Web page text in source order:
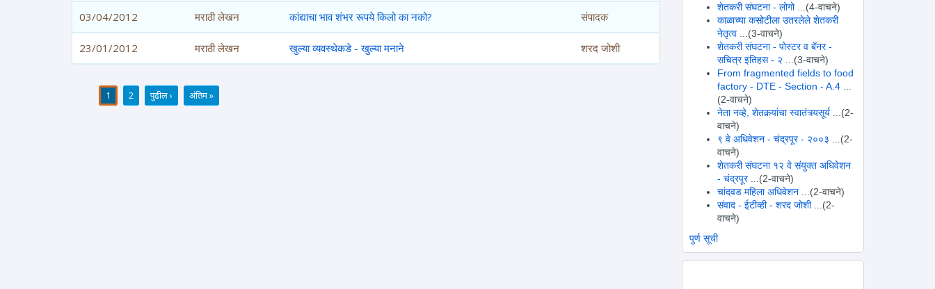
03/04/2012 मराठी लेखन कांद्याचा भाव शंभर रूपये किलो का नको? संपादक
23/01/2012 मराठी लेखन खुल्या व्यवस्थेकडे - खुल्या मनाने शरद जोशी
1 2 पुढील › अंतिम »
शेतकरी संघटना - लोगो
...(4-वाचने)
काळाच्या कसोटीला उतरलेले शेतकरी
नेतृत्व
...(3-वाचने)
शेतकरी संघटना - पोस्टर व बॅनर -
सचित्र इतिहस - २
...(3-वाचने)
From fragmented fields to food
factory - DTE - Section - A.4
(2-वाचने)
नेता नव्हे, शेतकर्‍यांचा स्वातंत्र्यसूर्य
...(2-
वाचने)
९ वे अधिवेशन - चंद्रपूर - २००३
...(2-
वाचने)
शेतकरी संघटना १२ वे संयुक्त अधिवेशन
- चंद्रपूर
...(2-वाचने)
चांदवड महिला अधिवेशन
...(2-वाचने)
संवाद - ईटीव्ही - शरद जोशी
...(2-
वाचने)
पुर्ण सूची